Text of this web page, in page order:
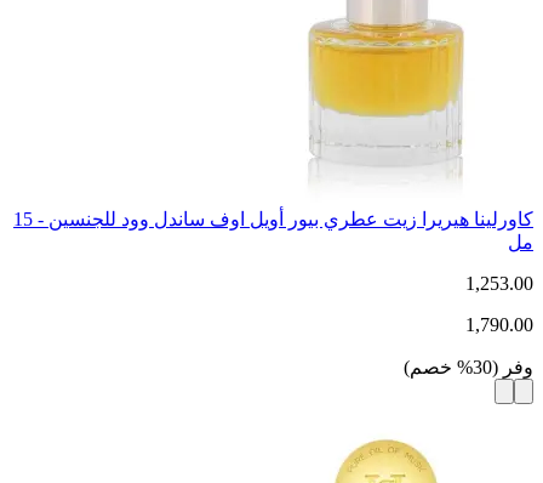
كاورلينا هيريرا زيت عطري بيور أويل اوف ساندل وود للجنسين - 15
مل
1,253.00
1,790.00
وفر (
30
% خصم)